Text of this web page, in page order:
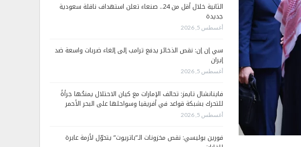
الثانية خلال أقل من 24.. صنعاء تعلن استهداف ناقلة سعودية
جديدة
أغسطس 5, 2026
سي إن إن: نقص الذخائر يدفع ترامب إلى إلغاء ضربات واسعة ضد
إيران
أغسطس 5, 2026
فاينانشال تايمز: تحالف الإمارات مع كيان الاحتلال يمنحُها جرأةً
للتحرك بشبكة قواعد في أفريقيا وسواحلها على البحر الأحمر
أغسطس 5, 2026
فورين بوليسي: نقص مخزونات الـ”باتريوت” يتحوّل لأزمة عابرة